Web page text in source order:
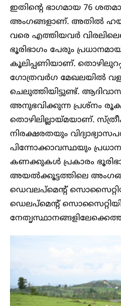
ഇതിന്റെ ഭാഗമായ 76
അംഗങ്ങളാണ്. അതിൽ
വരെ എത്തിയവർ
ഭൂരിഭാഗം പേരും
കൂലിപ്പണിയാണ്.
ഗോത്രവർഗ മേഖലയിൽ
ചെലുത്തിയിട്ടുണ്ട്.
അനുഭവിക്കുന്ന പ്രശ്നം
തൊഴിലില്ലായ്മയാണ്.
നിരക്ഷരതയും
പിന്നോക്കാവസ്ഥയും
കണക്കുകൾ പ്രകാരം
അയൽക്കൂട്ടത്തിലെ
ഡെവലപ്മെൻ്റ്
ഡെലപ്മെൻ്റ്